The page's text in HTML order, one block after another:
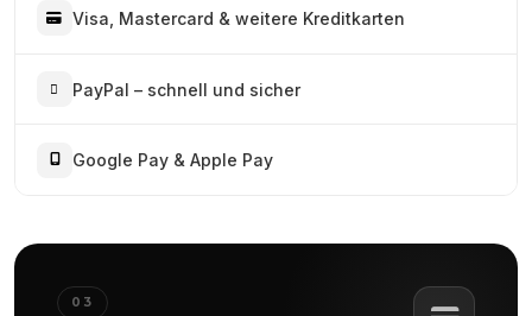
Visa, Mastercard & weitere Kreditkarten
PayPal – schnell und sicher
Google Pay & Apple Pay
03